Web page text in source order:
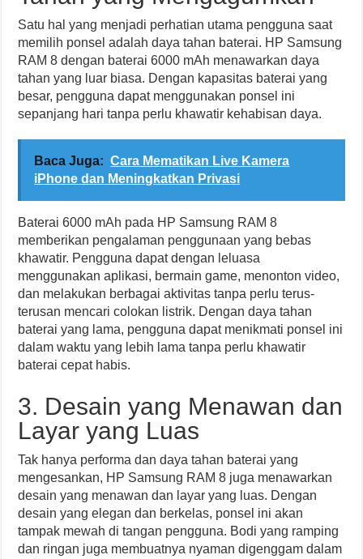
Satu hal yang menjadi perhatian utama pengguna saat
memilih ponsel adalah daya tahan baterai. HP Samsung
RAM 8 dengan baterai 6000 mAh menawarkan daya
tahan yang luar biasa. Dengan kapasitas baterai yang
besar, pengguna dapat menggunakan ponsel ini
sepanjang hari tanpa perlu khawatir kehabisan daya.
Baca Juga: Cara Mematikan Live Kamera
iPhone dan Meningkatkan Privasi
Baterai 6000 mAh pada HP Samsung RAM 8
memberikan pengalaman penggunaan yang bebas
khawatir. Pengguna dapat dengan leluasa
menggunakan aplikasi, bermain game, menonton video,
dan melakukan berbagai aktivitas tanpa perlu terus-
terusan mencari colokan listrik. Dengan daya tahan
baterai yang lama, pengguna dapat menikmati ponsel ini
dalam waktu yang lebih lama tanpa perlu khawatir
baterai cepat habis.
3. Desain yang Menawan dan
Layar yang Luas
Tak hanya performa dan daya tahan baterai yang
mengesankan, HP Samsung RAM 8 juga menawarkan
desain yang menawan dan layar yang luas. Dengan
desain yang elegan dan berkelas, ponsel ini akan
tampak mewah di tangan pengguna. Bodi yang ramping
dan ringan juga membuatnya nyaman digenggam dalam